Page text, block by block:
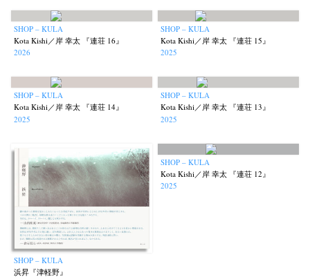
SHOP – KULA
Kota Kishi／岸 幸太 『連荘 16』
2026
SHOP – KULA
Kota Kishi／岸 幸太 『連荘 15』
2025
SHOP – KULA
Kota Kishi／岸 幸太 『連荘 14』
2025
SHOP – KULA
Kota Kishi／岸 幸太 『連荘 13』
2025
SHOP – KULA
浜昇『津軽野』
SHOP – KULA
Kota Kishi／岸 幸太 『連荘 12』
2025